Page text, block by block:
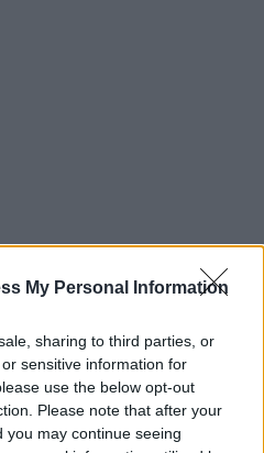
My Personal Information
sharing to third parties, or
sensitive information for
use the below opt-out
Please note that after your
may continue seeing